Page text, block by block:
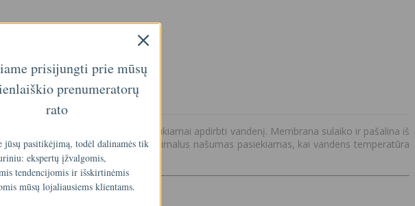
leidžia šiam elementui nepertraukiamai apdirbti vandenį. Membrana sulaiko ir pašalina iš
esačių druskų. Membranos optimalus našumas pasiekiamas, kai vandens temperatūra
prisijungti prie mūsų
prenumeratorų
rato
jūsų pasitikėjimą, todėl dalinamės tik
ekspertų įžvalgomis,
tendencijomis ir išskirtinėmis
mūsų lojaliausiems klientams.